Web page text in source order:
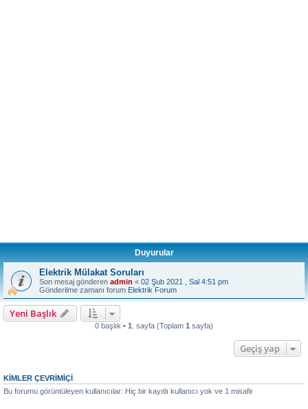
Duyurular
Elektrik Mülakat Soruları
Son mesaj gönderen admin « 02 Şub 2021 , Sal 4:51 pm
Gönderilme zamanı forum Elektrik Forum
Yeni Başlık
0 başlık • 1 . sayfa (Toplam 1 sayfa)
Geçiş yap
KIMLER ÇEVRIMIÇI
Bu forumu görüntüleyen kullanıcılar: Hiç bir kayıtlı kullanıcı yok ve 1 misafir